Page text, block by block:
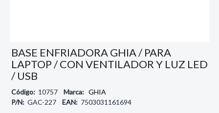
BASE ENFRIADORA GHIA / PARA
LAPTOP / CON VENTILADOR Y LUZ LED
/ USB
Código: 10757 Marca: GHIA
P/N: GAC-227 EAN: 7503031161694